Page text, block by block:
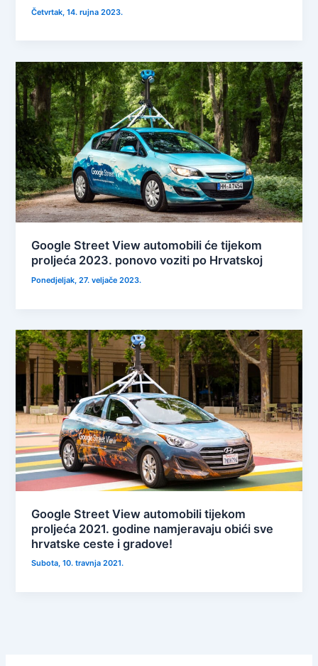
Četvrtak, 14. rujna 2023.
Google Street View automobili će tijekom
proljeća 2023. ponovo voziti po Hrvatskoj
Ponedjeljak, 27. veljače 2023.
Google Street View automobili tijekom
proljeća 2021. godine namjeravaju obići sve
hrvatske ceste i gradove!
Subota, 10. travnja 2021.